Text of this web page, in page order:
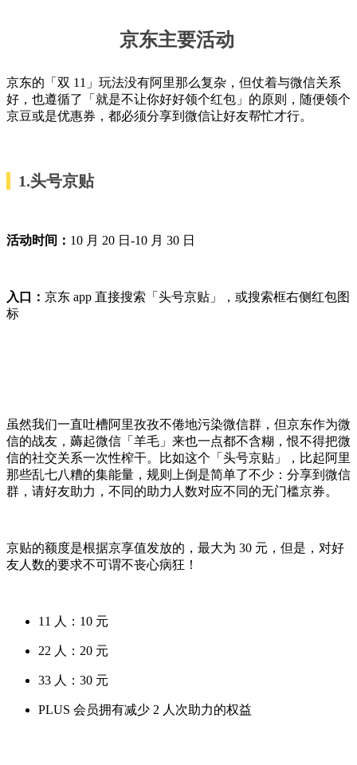
京东主要活动
京东的「双 11」玩法没有阿里那么复杂，但仗着与微信关系
好，也遵循了「就是不让你好好领个红包」的原则，随便领个
京豆或是优惠券，都必须分享到微信让好友帮忙才行。
1.头号京贴
活动时间： 10 月 20 日-10 月 30 日
入口： 京东 app 直接搜索「头号京贴」，或搜索框右侧红包图
标
虽然我们一直吐槽阿里孜孜不倦地污染微信群，但京东作为微
信的战友，薅起微信「羊毛」来也一点都不含糊，恨不得把微
信的社交关系一次性榨干。比如这个「头号京贴」，比起阿里
那些乱七八糟的集能量，规则上倒是简单了不少：分享到微信
群，请好友助力，不同的助力人数对应不同的无门槛京券。
京贴的额度是根据京享值发放的，最大为 30 元，但是，对好
友人数的要求不可谓不丧心病狂！
11 人：10 元
22 人：20 元
33 人：30 元
PLUS 会员拥有减少 2 人次助力的权益